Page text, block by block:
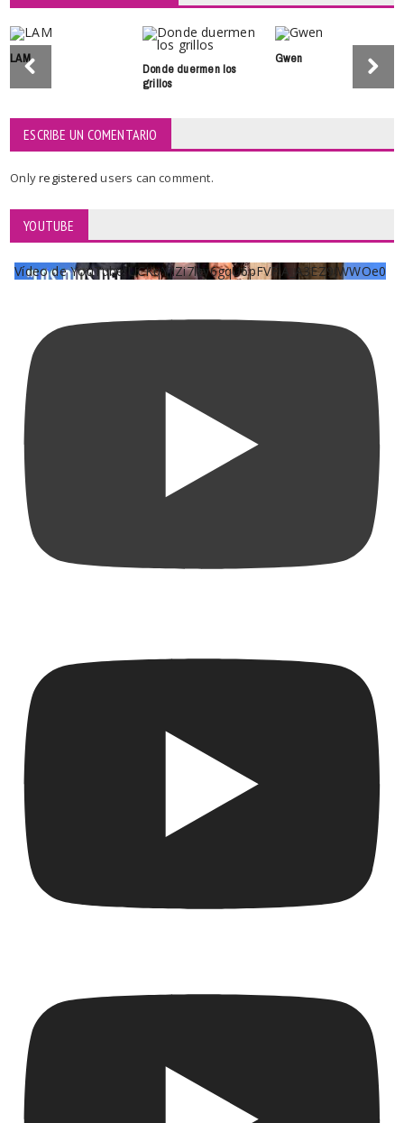
LAM
Donde duermen los
grillos
Gwen
ESCRIBE UN COMENTARIO
Onlyregisteredusers can comment.
YOUTUBE
Vídeo de YouTube UCKqYjiZi7lzy6gqU6pFVFiA_A3EZ9JWWOe0